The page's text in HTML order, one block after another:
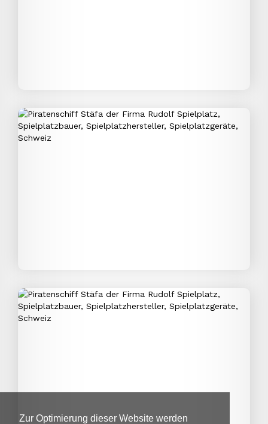
Zur Optimierung dieser Website werden